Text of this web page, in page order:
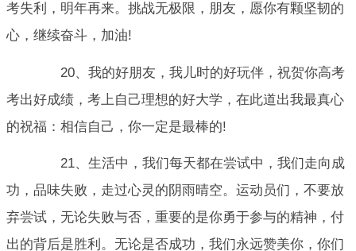
考失利，明年再来。挑战无极限，朋友，愿你有颗坚韧的
心，继续奋斗，加油!
20、我的好朋友，我儿时的好玩伴，祝贺你高考
考出好成绩，考上自己理想的好大学，在此道出我最真心
的祝福：相信自己，你一定是最棒的!
21、生活中，我们每天都在尝试中，我们走向成
功，品味失败，走过心灵的阴雨晴空。运动员们，不要放
弃尝试，无论失败与否，重要的是你勇于参与的精神，付
出的背后是胜利。无论是否成功，我们永远赞美你，你们